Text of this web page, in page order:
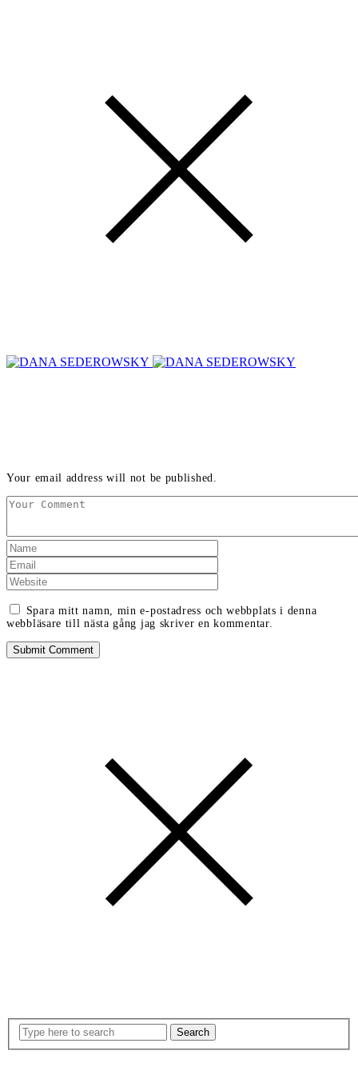
Your email address will not be published.
Spara mitt namn, min e-postadress och webbplats i denna
webbläsare till nästa gång jag skriver en kommentar.